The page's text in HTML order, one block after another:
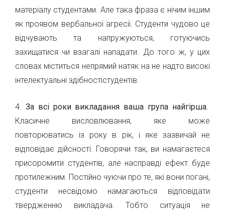
матеріалу студентами. Але така фраза є нічим іншим
як проявом вербальної агресії. Студенти чудово це
відчувають та напружуються, готуючись
захищатися чи взагалі нападати. До того ж, у цих
словах міститься непрямий натяк на не надто високі
інтелектуальні здібностістудентів.
4. За всі роки викладання ваша група найгірша.
Класичне висловлювання, яке може
повторюватись із року в рік, і яке зазвичай не
відповідає дійсності. Говорячи так, ви намагаєтеся
присоромити студентів, але насправді ефект буде
протилежним. Постійно чуючи про те, які вони погані,
студенти несвідомо намагаються відповідати
твердженню викладача. Тобто ситуація не